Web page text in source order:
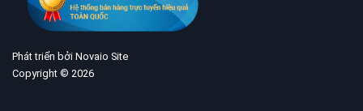
Phát triển bởi Novaio Site
Copyright © 2026